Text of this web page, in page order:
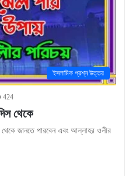
ইসলামিক প্রশ্ন উত্তর
424
থেকে
জানতে পারবেন এবং আল্লাহর ওলীর